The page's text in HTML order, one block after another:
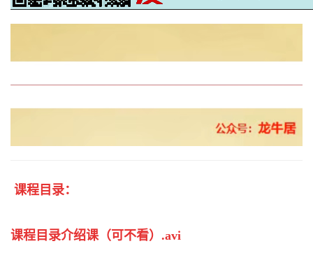
课程目录：
课程目录介绍课（可不看）.avi